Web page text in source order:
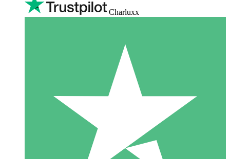
Charluxx